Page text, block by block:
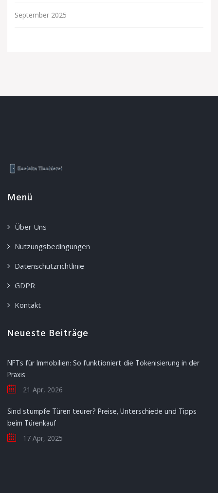
September 2025
Menü
Über Uns
Nutzungsbedingungen
Datenschutzrichtlinie
GDPR
Kontakt
Neueste Beiträge
NFTs für Immobilien: So funktioniert die Tokenisierung in der
Praxis
21 Apr, 2026
Sind stumpfe Türen teurer? Preise, Unterschiede und Tipps
beim Türenkauf
17 Apr, 2025